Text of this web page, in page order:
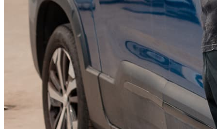
KGM Pickups
Fordonstyp
PickupTransportbilPersonbil